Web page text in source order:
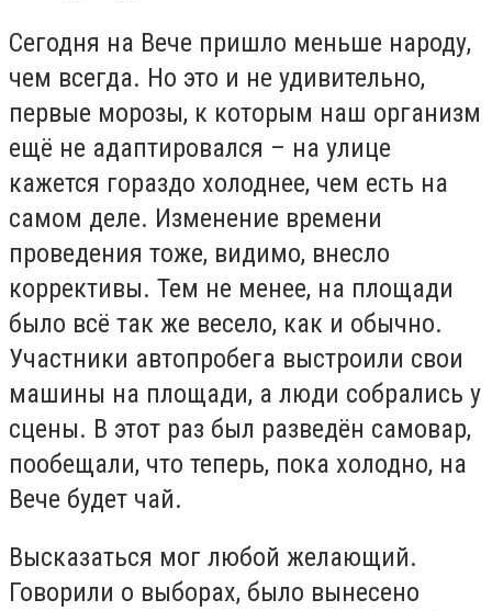
Сегодня на Вече пришло меньше народу,
чем всегда. Но это и не удивительно,
первые морозы, к которым наш организм
ещё не адаптировался – на улице
кажется гораздо холоднее, чем есть на
самом деле. Изменение времени
проведения тоже, видимо, внесло
коррективы. Тем не менее, на площади
было всё так же весело, как и обычно.
Участники автопробега выстроили свои
машины на площади, а люди собрались у
сцены. В этот раз был разведён самовар,
пообещали, что теперь, пока холодно, на
Вече будет чай.
Высказаться мог любой желающий.
Говорили о выборах, было вынесено